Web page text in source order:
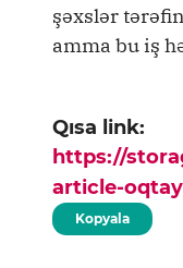
şəxslər
amma bu iş
Qısa link:
https://
article-
Kopyala